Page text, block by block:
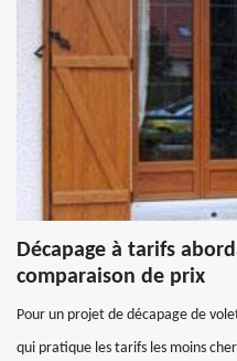
Décapage à tarifs
comparaison de prix
Pour un projet de décapage de
qui pratique les tarifs les moins